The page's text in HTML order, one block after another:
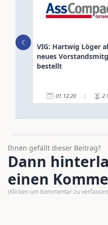
VIG: Hartwig Löger
neues
bestellt
01.12.20 | 2
Ihnen gefällt dieser Beitrag?
Dann
einen
(Klicken um Kommentar zu